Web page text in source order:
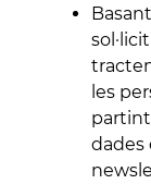
les
dades